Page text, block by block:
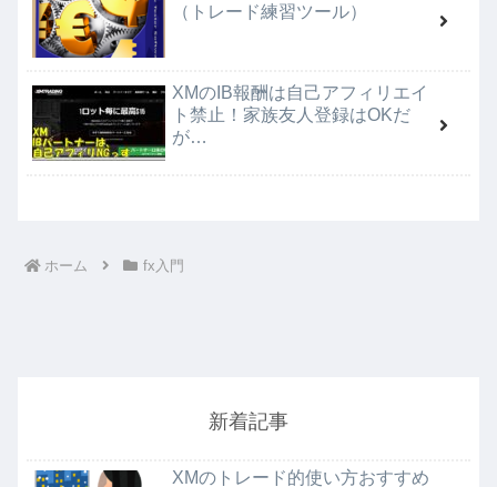
（トレード練習ツール）
XMのIB報酬は自己アフィリエイ
ト禁止！家族友人登録はOKだ
が…
ホーム fx入門
新着記事
XMのトレード的使い方おすすめ